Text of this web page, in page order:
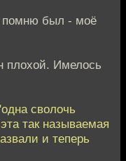
помню был - моё
плохой. Имелось
сволочь
так называемая
и теперь